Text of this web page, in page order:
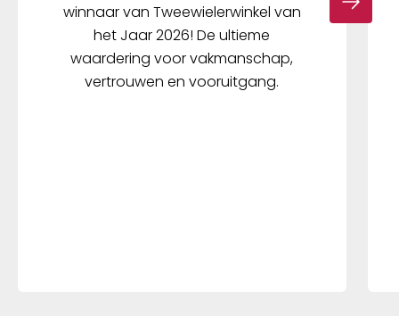
winnaar van Tweewielerwinkel van
het Jaar 2026! De ultieme
waardering voor vakmanschap,
vertrouwen en vooruitgang.